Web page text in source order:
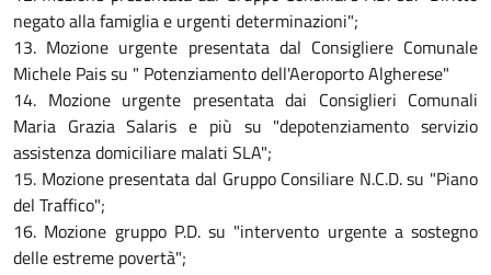
negato alla famiglia e urgenti determinazioni";
13. Mozione urgente presentata dal Consigliere Comunale
Michele Pais su " Potenziamento dell'Aeroporto Algherese"
14. Mozione urgente presentata dai Consiglieri Comunali
Maria Grazia Salaris e più su "depotenziamento servizio
assistenza domiciliare malati SLA";
15. Mozione presentata dal Gruppo Consiliare N.C.D. su "Piano
del Traffico";
16. Mozione gruppo P.D. su "intervento urgente a sostegno
delle estreme povertà";